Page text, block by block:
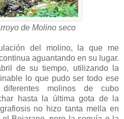
de Molino seco
del molino, la que me
aguantando en su lugar.
de su tiempo, utilizando la
lo que pudo ser todo ese
molinos de cubo
hasta la última gota de la
no hizo tanta mella en